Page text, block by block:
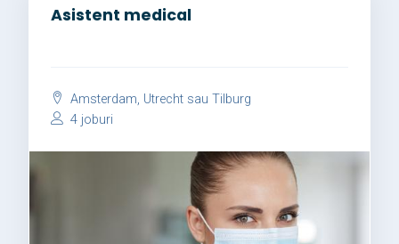
Asistent medical
Amsterdam, Utrecht sau Tilburg
4 joburi